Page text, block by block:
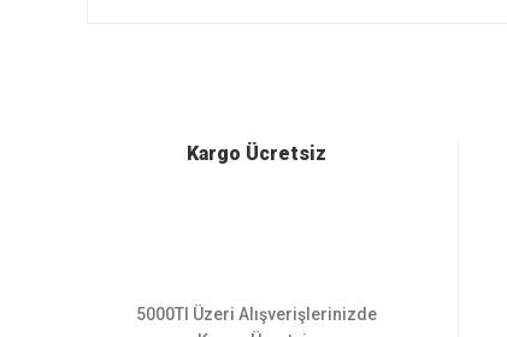
Ürün bilgilerinde hatalar bulunuyor.
Kargo Ücretsiz
5000Tl Üzeri Alışverişlerinizde